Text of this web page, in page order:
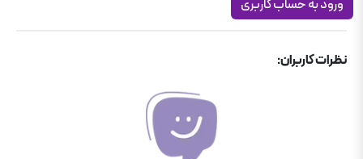
ورود به حساب کاربری
نظرات کاربران: